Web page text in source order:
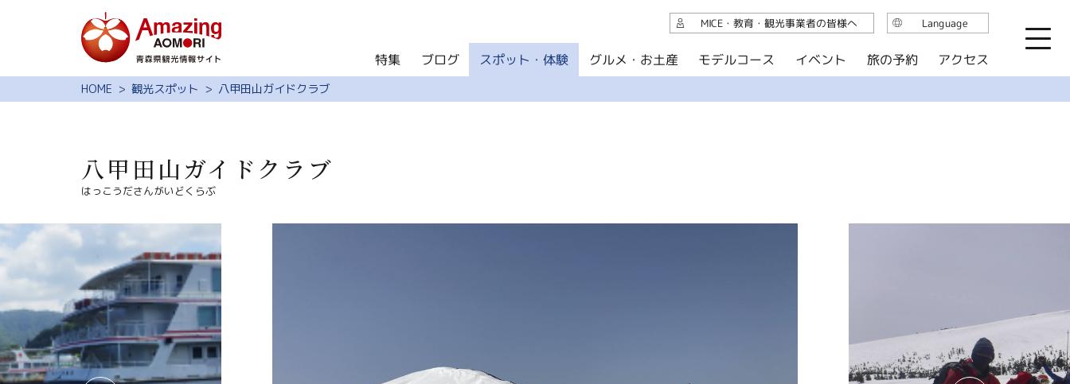
特集
スポット・体験
グルメ・お土産
旅の予約
HOME 観光スポット 八甲田山ガイドクラブ
八甲田山ガイドクラブ
はっこうださんがいどくらぶ
特集 ブログ スポット・体験 グルメ・お土産 モデルコース イベント 旅の予約 アクセス
MICE・教育・観光事業者の皆様へ Language
English
简体中文